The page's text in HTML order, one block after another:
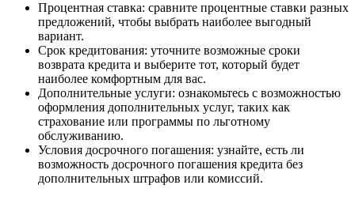
Процентная ставка: сравните процентные ставки разных
предложений, чтобы выбрать наиболее выгодный
вариант.
Срок кредитования: уточните возможные сроки
возврата кредита и выберите тот, который будет
наиболее комфортным для вас.
Дополнительные услуги: ознакомьтесь с возможностью
оформления дополнительных услуг, таких как
страхование или программы по льготному
обслуживанию.
Условия досрочного погашения: узнайте, есть ли
возможность досрочного погашения кредита без
дополнительных штрафов или комиссий.